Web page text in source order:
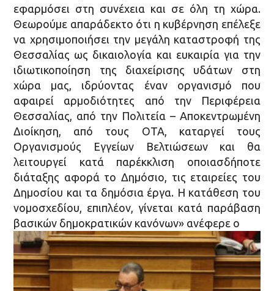
εφαρμόσει στη συνέχεια και σε όλη τη χώρα.
Θεωρούμε απαράδεκτο ότι η κυβέρνηση επέλεξε
να χρησιμοποιήσει την μεγάλη καταστροφή της
Θεσσαλίας ως δικαιολογία και ευκαιρία για την
ιδιωτικοποίηση της διαχείρισης υδάτων στη
χώρα μας, ιδρύοντας έναν οργανισμό που
αφαιρεί αρμοδιότητες από την Περιφέρεια
Θεσσαλίας, από την Πολιτεία – Αποκεντρωμένη
Διοίκηση, από τους ΟΤΑ, καταργεί τους
Οργανισμούς Εγγείων Βελτιώσεων και θα
λειτουργεί κατά παρέκκλιση οποιασδήποτε
διάταξης αφορά το Δημόσιο, τις εταιρείες του
Δημοσίου και τα δημόσια έργα. Η κατάθεση του
νομοσχεδίου, επιπλέον, γίνεται κατά παράβαση
βασικών δημοκρατικών κανόνων» ανέφερε ο